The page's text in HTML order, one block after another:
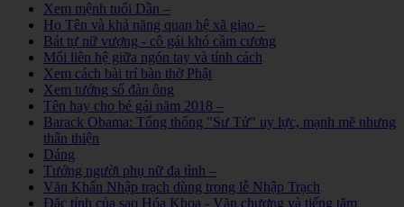
Xem mệnh tuổi Dần –
Họ Tên và khả năng quan hệ xã giao –
Bát tự nữ vượng - cô gái khó cầm cương
Mối liên hệ giữa ngón tay và tính cách
Xem cách bài trí bàn thờ Phật
Xem tướng số đàn ông
Tên hay cho bé gái năm 2018 –
Barack Obama: Tổng thống "Sư Tử" uy lực, mạnh mẽ nhưng
thân thiện
Dáng
Tướng người phụ nữ đa tình –
Văn Khấn Nhập trạch dùng trong lễ Nhập Trạch
Đặc tính của sao Hóa Khoa - Văn chương và tiếng tăm